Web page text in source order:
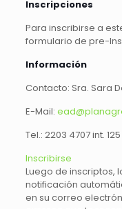
Inscripciones
Para inscribirse a
formulario de pre-
Información
Contacto: Sra. Sara
E-Mail:
Tel.: 2203 4707 int. 125
Inscribirse
Luego de inscriptos,
notificación
en su correo